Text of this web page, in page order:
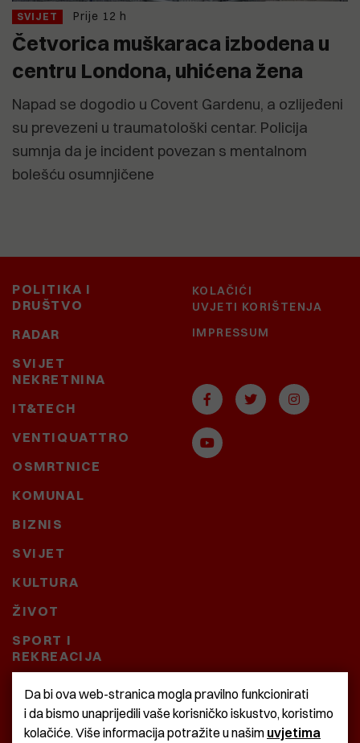
SVIJET Prije 12 h
Četvorica muškaraca izbodena u
centru Londona, uhićena žena
Napad se dogodio u Covent Gardenu, a ozlijeđeni
su prevezeni u traumatološki centar. Policija
sumnja da je incident povezan s mentalnom
bolešću osumnjičene
POLITIKA I
DRUŠTVO
RADAR
SVIJET
NEKRETNINA
IT&TECH
VENTIQUATTRO
OSMRTNICE
KOMUNAL
BIZNIS
SVIJET
KULTURA
ŽIVOT
SPORT I
REKREACIJA
CRNA KRONIKA
BAŠTARDINI I PRAVI
KOLAČIĆI
UVJETI KORIŠTENJA
IMPRESSUM
Da bi ova web-stranica mogla pravilno funkcionirati
i da bismo unaprijedili vaše korisničko iskustvo, koristimo
kolačiće. Više informacija potražite u našim uvjetima